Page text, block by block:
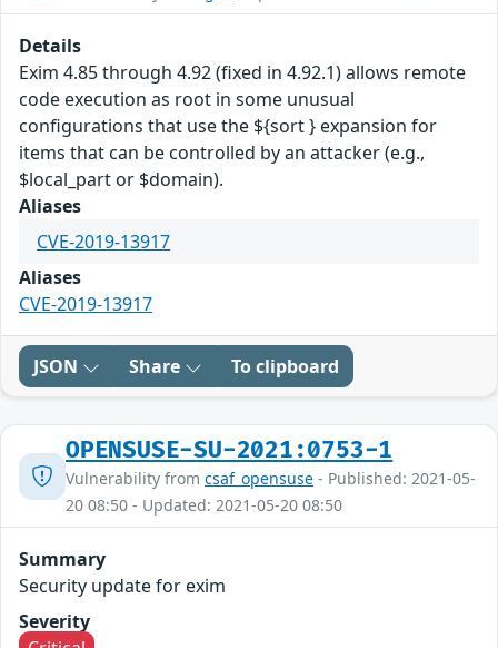
Details
Exim 4.85 through 4.92 (fixed in 4.92.1) allows remote
code execution as root in some unusual
configurations that use the ${sort } expansion for
items that can be controlled by an attacker (e.g.,
$local_part or $domain).
Aliases
CVE-2019-13917
Aliases
CVE-2019-13917
JSON Share To clipboard
OPENSUSE-SU-2021:0753-1
Vulnerability from csaf_opensuse - Published: 2021-05-
20 08:50 - Updated: 2021-05-20 08:50
Summary
Security update for exim
Severity